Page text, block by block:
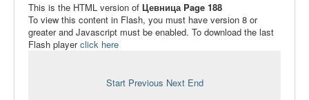
Онлайн библиотека
Видеоматериалы
Сайт проекта Достоевский
This is the HTML version of Цевница Page 188
To view this content in Flash, you must have version 8 or
greater and Javascript must be enabled. To download the last
Flash playerclick here
Start Previous Next End